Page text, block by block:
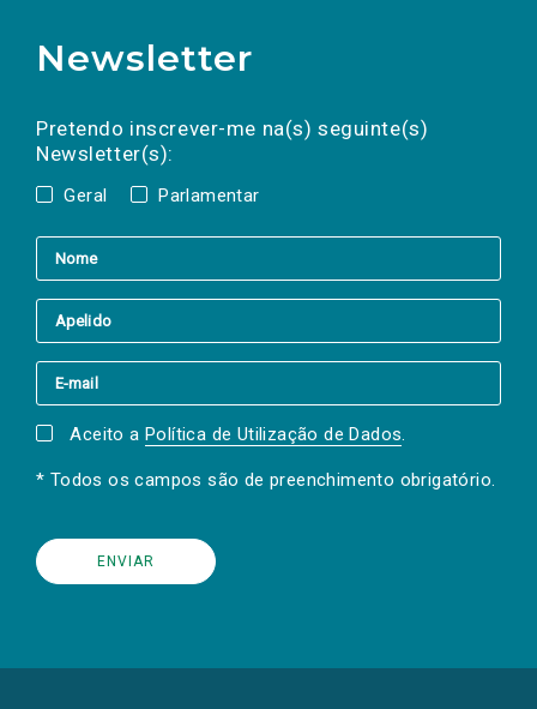
Newsletter
Pretendo inscrever-me na(s) seguinte(s)
Newsletter(s):
Geral Parlamentar
a(s) newsletter(s).
mail
Aceito a Política de Utilização de Dados.
* Todos os campos são de preenchimento obrigatório.